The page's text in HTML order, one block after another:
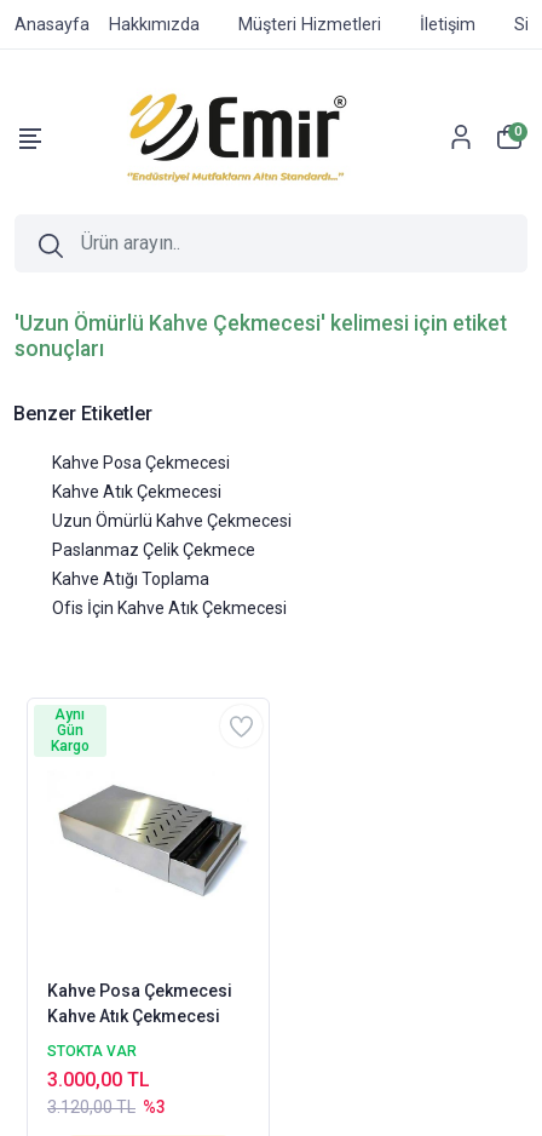
Anasayfa Hakkımızda Müşteri Hizmetleri İletişim
0
'Uzun Ömürlü Kahve Çekmecesi' kelimesi için etiket
sonuçları
Benzer Etiketler
Kahve Posa Çekmecesi
Kahve Atık Çekmecesi
Uzun Ömürlü Kahve Çekmecesi
Paslanmaz Çelik Çekmece
Kahve Atığı Toplama
Ofis İçin Kahve Atık Çekmecesi
Kahve Posa Çekmecesi
Kahve Atık Çekmecesi
STOKTA VAR
3.120,00 TL %3
3.000,00 TL
Aynı
Gün
Kargo